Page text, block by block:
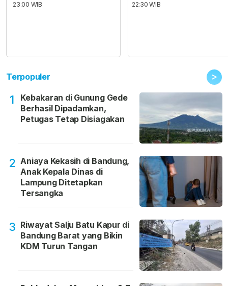
23:00 WIB
22:30 WIB
Terpopuler >
1
Kebakaran di Gunung Gede
Berhasil Dipadamkan,
Petugas Tetap Disiagakan
2 Aniaya Kekasih di Bandung,
Anak Kepala Dinas di
Lampung Ditetapkan
Tersangka
3 Riwayat Salju Batu Kapur di
Bandung Barat yang Bikin
KDM Turun Tangan